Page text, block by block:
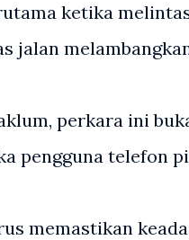
ketika
jalan
perkara ini
pengguna telefon
memastikan